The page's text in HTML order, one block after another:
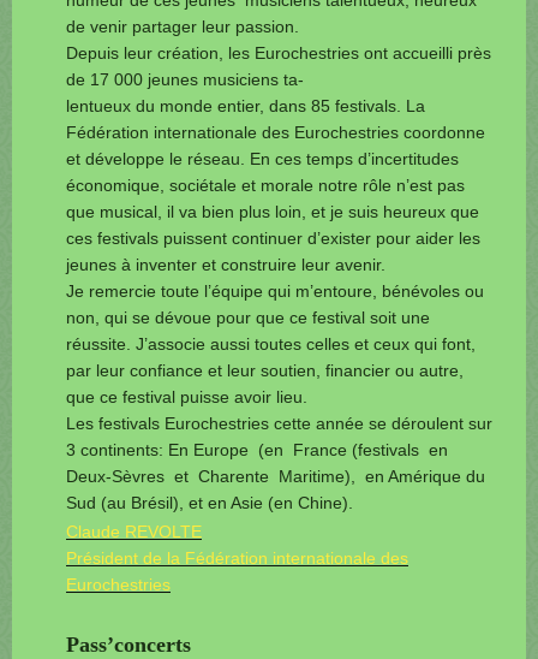
de venir partager leur passion.
Depuis leur création, les Eurochestries ont accueilli près
de 17 000 jeunes musiciens ta-
lentueux du monde entier, dans 85 festivals. La
Fédération internationale des Eurochestries coordonne
et développe le réseau. En ces temps d’incertitudes
économique, sociétale et morale notre rôle n’est pas
que musical, il va bien plus loin, et je suis heureux que
ces festivals puissent continuer d’exister pour aider les
jeunes à inventer et construire leur avenir.
Je remercie toute l’équipe qui m’entoure, bénévoles ou
non, qui se dévoue pour que ce festival soit une
réussite. J’associe aussi toutes celles et ceux qui font,
par leur confiance et leur soutien, financier ou autre,
que ce festival puisse avoir lieu.
Les festivals Eurochestries cette année se déroulent sur
3 continents: En Europe (en France (festivals en
Deux-Sèvres et Charente Maritime), en Amérique du
Sud (au Brésil), et en Asie (en Chine).
Claude REVOLTE
Président de la Fédération internationale des
Eurochestries
Pass’concerts